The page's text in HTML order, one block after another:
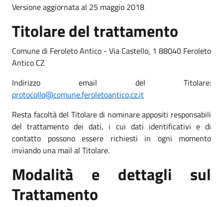
Versione aggiornata al 25 maggio 2018
Titolare del trattamento
Comune di Feroleto Antico - Via Castello, 1 88040 Feroleto
Antico CZ
Indirizzo email del Titolare:
protocollo@comune.feroletoantico.cz.it
Resta facoltà del Titolare di nominare appositi responsabili
del trattamento dei dati, i cui dati identificativi e di
contatto possono essere richiesti in ogni momento
inviando una mail al Titolare.
Modalità e dettagli sul
Trattamento